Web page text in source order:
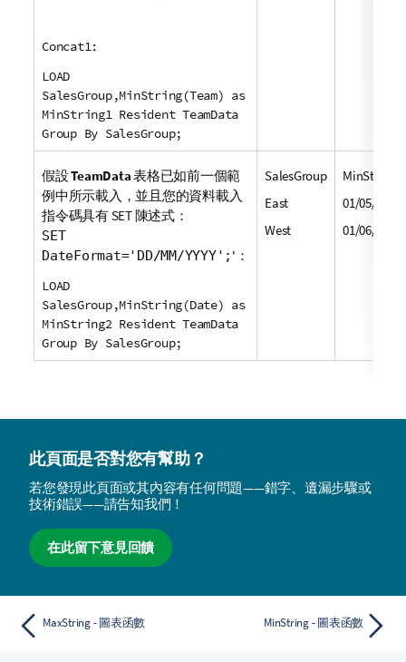
Concat1:
LOAD
SalesGroup,MinString(Team) as
MinString1 Resident TeamData
Group By SalesGroup;
假設TeamData表格已如前一個範
例中所示載入，並且您的資料載入
指令碼具有SET陳述式：
SET
DateFormat='DD/MM/YYYY'; '：
LOAD
SalesGroup,MinString(Date) as
MinString2 Resident TeamData
Group By SalesGroup;
SalesGroup
East
West
MinString2
01/05/2013
01/06/2013
此頁面是否對您有幫助？
若您發現此頁面或其內容有任何問題——錯字、遺漏步驟或
技術錯誤——請告知我們！
在此留下意見回饋
MaxString - 圖表函數 MinString - 圖表函數